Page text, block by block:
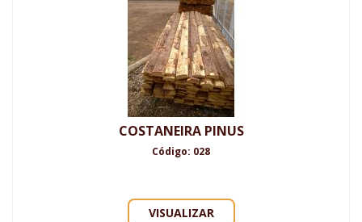
COSTANEIRA PINUS
Código: 028
VISUALIZAR